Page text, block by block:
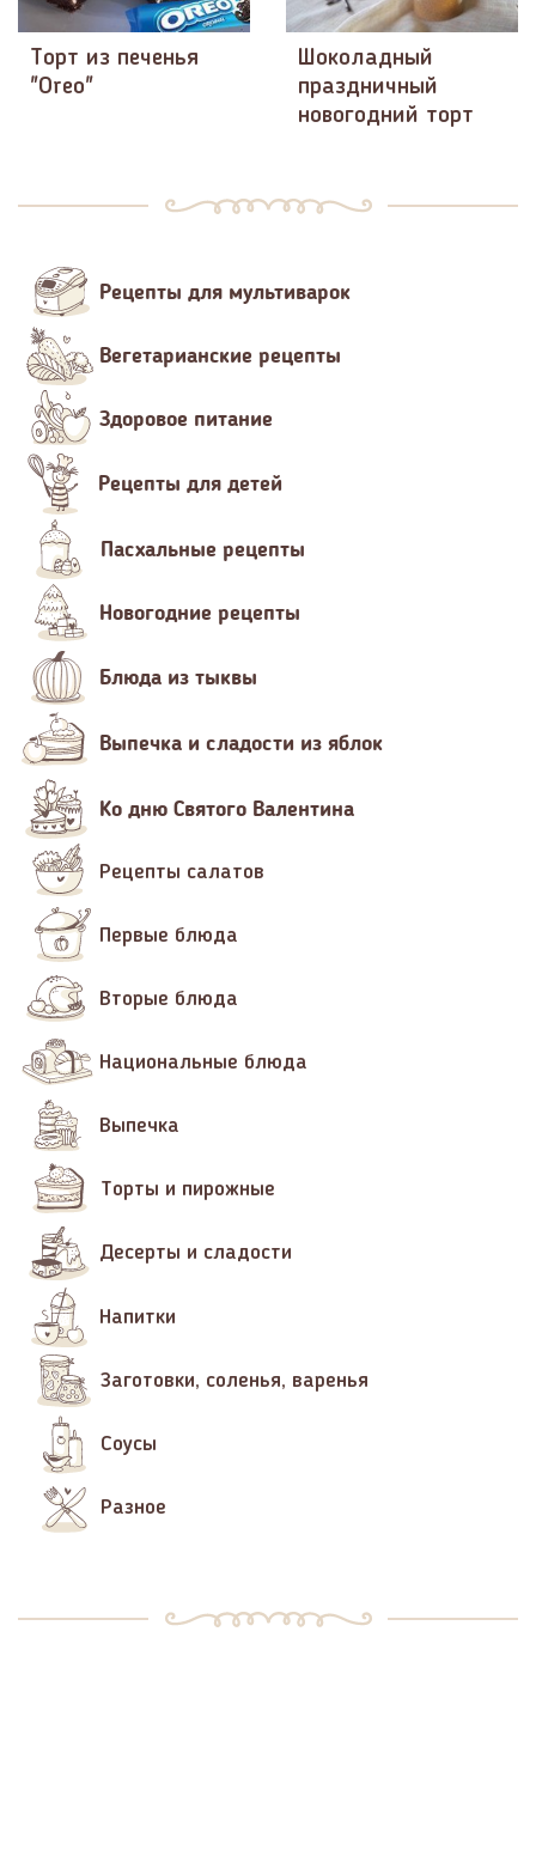
Торт из печенья
"Oreo"
Шоколадный
праздничный
новогодний торт
Рецепты для мультиварок
Вегетарианские рецепты
Здоровое питание
Рецепты для детей
Пасхальные рецепты
Новогодние рецепты
Блюда из тыквы
Выпечка и сладости из яблок
Ко дню Святого Валентина
Рецепты салатов
Первые блюда
Вторые блюда
Национальные блюда
Выпечка
Торты и пирожные
Десерты и сладости
Напитки
Заготовки, соленья, варенья
Соусы
Разное